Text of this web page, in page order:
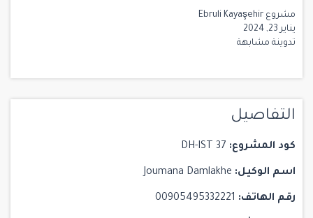
مشروع Ebruli Kayaşehir
يناير 23, 2024
تدوينة مشابهة
التفاصيل
كود المشروع:
اسم الوكيل:
رقم الهاتف: